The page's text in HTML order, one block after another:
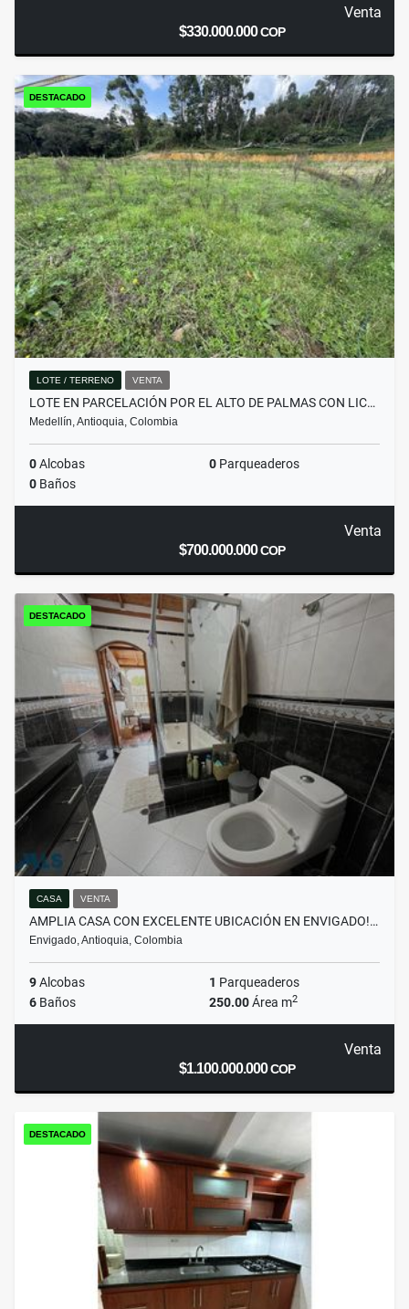
Venta
$330.000.000COP
DESTACADO
LOTE / TERRENO VENTA
LOTE EN PARCELACIÓN POR EL ALTO DE PALMAS CON LIC…
Medellín, Antioquia, Colombia
0Alcobas 0 Parqueaderos
0 Baños
Venta
$700.000.000COP
DESTACADO
CASA VENTA
AMPLIA CASA CON EXCELENTE UBICACIÓN EN ENVIGADO!…
Envigado, Antioquia, Colombia
9Alcobas 1 Parqueaderos
6 Baños 250.00Área m2
Venta
$1.100.000.000COP
DESTACADO